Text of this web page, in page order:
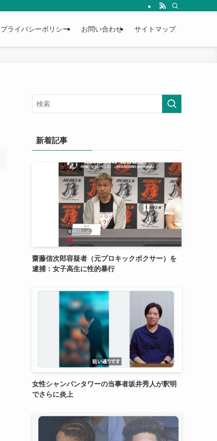
プライバシーポリシー お問い合わせ サイトマップ
新着記事
齋藤信次郎容疑者（元プロキックボクサー）を
逮捕：女子高生に性的暴行
女性シャンパンタワーの当事者坂井秀人が釈明
でさらに炎上